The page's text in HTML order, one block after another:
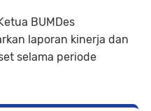
BUMDes
laporan kinerja dan
selama periode